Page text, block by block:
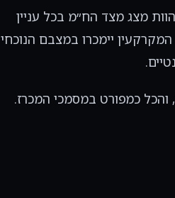
מצג מצד הח״מ בכל עניין
יימכרו במצבם הנוכחי
כמפורט במסמכי המכרז.